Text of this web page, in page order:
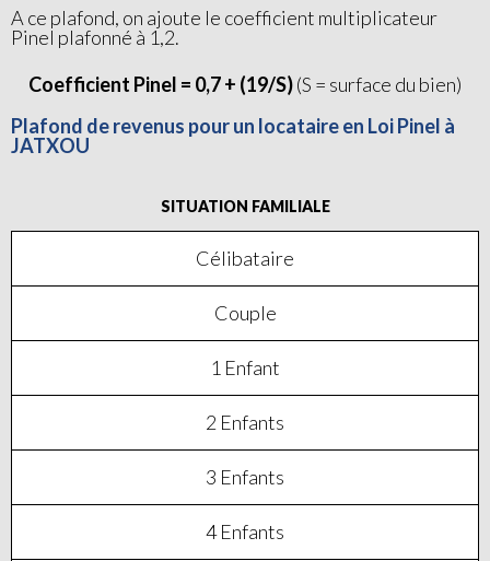
A ce plafond, on ajoute le coefficient multiplicateur
Pinel plafonné à 1,2.
Coefficient Pinel = 0,7 + (19/S)(S = surface du bien)
Plafond de revenus pour un locataire en Loi Pinel à
JATXOU
SITUATION FAMILIALE
Célibataire
Couple
1 Enfant
2 Enfants
3 Enfants
4 Enfants